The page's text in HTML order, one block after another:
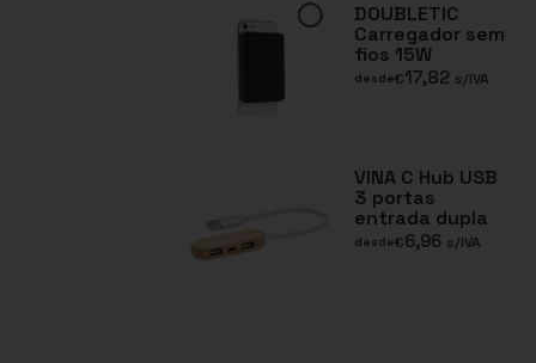
DOUBLETIC
Carregador sem
fios 15W
desde€17,82 s/IVA
VINA C Hub USB
3 portas
entrada dupla
desde€6,96 s/IVA